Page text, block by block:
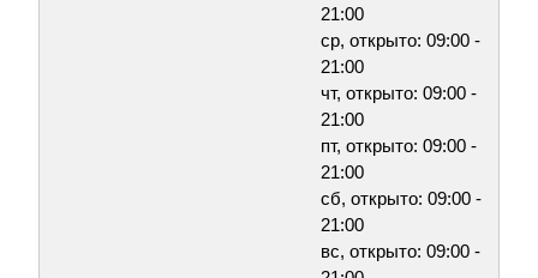
21:00
ср, открыто: 09:00 -
21:00
чт, открыто: 09:00 -
21:00
пт, открыто: 09:00 -
21:00
сб, открыто: 09:00 -
21:00
вс, открыто: 09:00 -